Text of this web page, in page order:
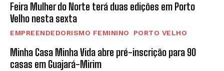
Feira Mulher do Norte terá duas edições em Porto
Velho nesta sexta
EMPREENDEDORISMO FEMININO PORTO VELHO
Minha Casa Minha Vida abre pré-inscrição para 90
casas em Guajará-Mirim